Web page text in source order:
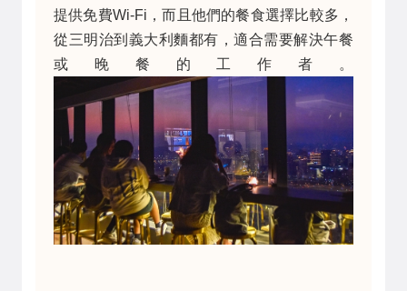
提供免費Wi-Fi，而且他們的餐食選擇比較多，
從三明治到義大利麵都有，適合需要解決午餐
或晚餐的工作者。